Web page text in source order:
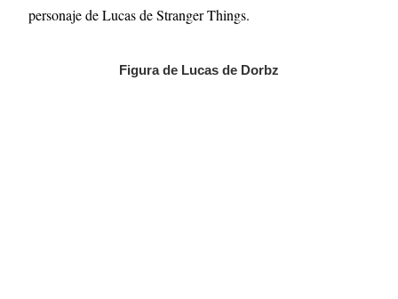
personaje de Lucas de Stranger Things.
Figura de Lucas de Dorbz